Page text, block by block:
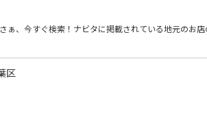
さぁ、今すぐ検索！ ナビタに掲載されている地元のお店
区